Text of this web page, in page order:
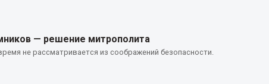
— решение митрополита
не рассматривается из соображений безопасности.